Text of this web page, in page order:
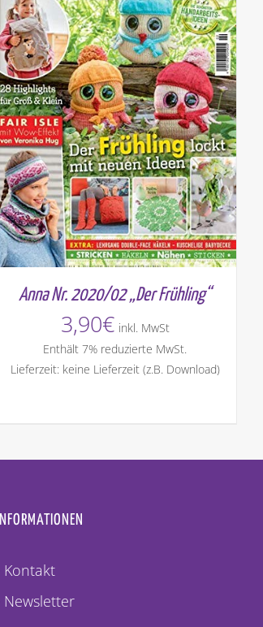
Anna Nr. 2020/02 „Der Frühling“
3,90€ inkl. MwSt
Enthält 7% reduzierte MwSt.
Lieferzeit: keine Lieferzeit (z.B. Download)
INFORMATIONEN
Kontakt
Newsletter